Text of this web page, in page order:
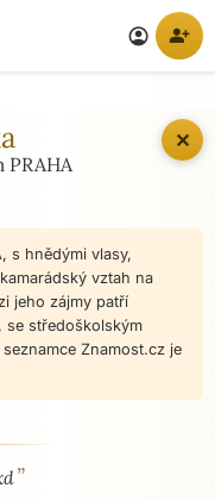
account_circle person_add
✕
PRAHA
s hnědými vlasy,
vztah na
jeho zájmy patří
se středoškolským
Znamost.cz je
”